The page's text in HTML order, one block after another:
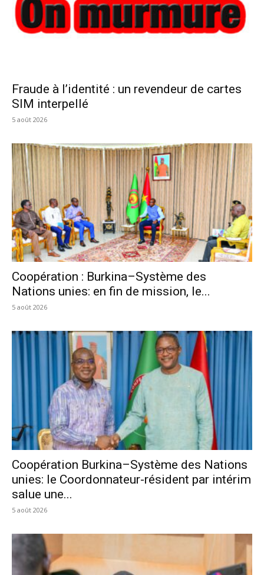
Fraude à l’identité : un revendeur de cartes
SIM interpellé
5 août 2026
Coopération : Burkina–Système des
Nations unies: en fin de mission, le...
5 août 2026
Coopération Burkina–Système des Nations
unies: le Coordonnateur-résident par intérim
salue une...
5 août 2026